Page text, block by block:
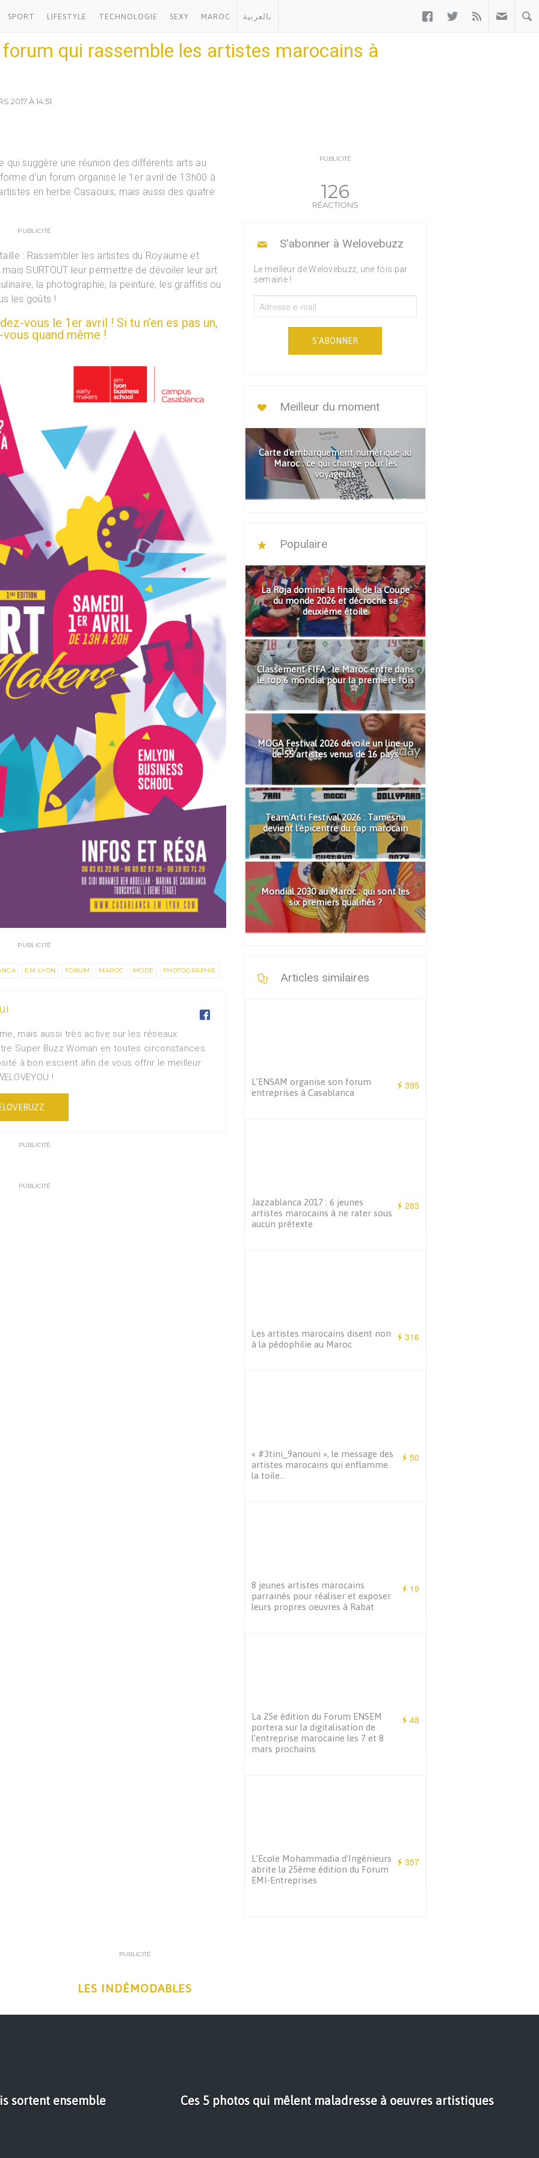
SPORT LIFESTYLE TECHNOLOGIE SEXY MAROC بالعربية   
forum qui rassemble les artistes marocains à
2017 À 14:51
qui suggère une réunion des différents arts au
d’un forum organisé le 1er avril de 13h00 à
en herbe Casaouis, mais aussi des quatre
PUBLICITÉ
: Rassembler les artistes du Royaume et
SURTOUT leur permettre de dévoiler leur art
la photographie, la peinture, les graffitis ou
les goûts !
vous le 1er avril ! Si tu n’en es pas un,
quand même !
PUBLICITÉ
EM LYON FORUM MAROC MODE PHOTOGRAPHIE

mais aussi très active sur les réseaux
Super Buzz Woman en toutes circonstances.
à bon escient afin de vous offrir le meilleur
!
PUBLICITÉ
PUBLICITÉ
PUBLICITÉ
126
RÉACTIONS
S'abonner à Welovebuzz
Le meilleur de Welovebuzz, une fois par
semaine !
S'ABONNER
Meilleur du moment
Carte d'embarquement numérique au
Maroc : ce qui change pour les
voyageurs
Populaire
La Roja domine la finale de la Coupe
du monde 2026 et décroche sa
deuxième étoile
Classement FIFA : le Maroc entre dans
le top 6 mondial pour la première fois
MOGA Festival 2026 dévoile un line-up
de 55 artistes venus de 16 pays
Team'Arti Festival 2026 : Tamesna
devient l'épicentre du rap marocain
Mondial 2030 au Maroc : qui sont les
six premiers qualifiés ?
Articles similaires
395
L’ENSAM organise son forum
entreprises à Casablanca
283
Jazzablanca 2017 : 6 jeunes
artistes marocains à ne rater sous
aucun prétexte
316
Les artistes marocains disent non
à la pédophilie au Maroc
50
« #3tini_9anouni », le message des
artistes marocains qui enflamme
la toile…
19
8 jeunes artistes marocains
parrainés pour réaliser et exposer
leurs propres oeuvres à Rabat
48
La 25e édition du Forum ENSEM
portera sur la digitalisation de
l’entreprise marocaine les 7 et 8
mars prochains
357
L’Ecole Mohammadia d’Ingénieurs
abrite la 25ème édition du Forum
EMI-Entreprises
PUBLICITÉ
LES INDÉMODABLES
sortent ensemble Ces 5 photos qui mêlent maladresse à oeuvres artistiques